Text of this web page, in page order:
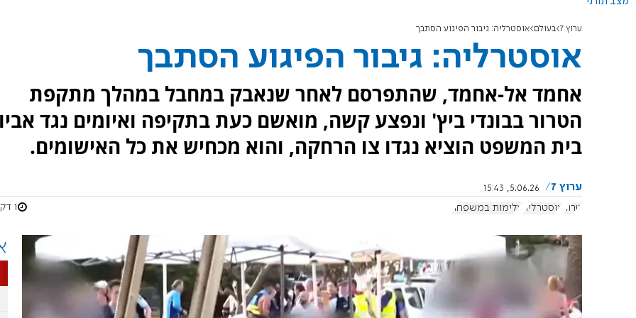
ערוץ 7 בעולם אוסטרליה: גיבור הפיגוע הסתבך
אוסטרליה: גיבור הפיגוע הסתבך
אחמד אל-אחמד, שהתפרסם לאחר שנאבק במחבל במהלך מתקפת
הטרור בבונדי ביץ' ונפצע קשה, מואשם כעת בתקיפה ואיומים נגד
בית המשפט הוציא נגדו צו הרחקה, והוא מכחיש את כל האישומים.
ערוץ 7
5.06.26, 15:43
טרור
אוסטרליה אלימות במשפחה 1 דקות